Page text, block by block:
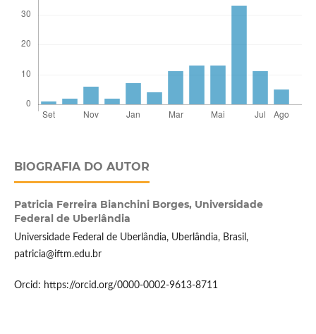
BIOGRAFIA DO AUTOR
Patricia Ferreira Bianchini Borges, Universidade
Federal de Uberlândia
Universidade Federal de Uberlândia, Uberlândia, Brasil,
patricia@iftm.edu.br
Orcid: https://orcid.org/0000-0002-9613-8711